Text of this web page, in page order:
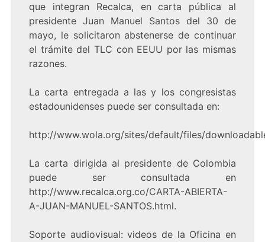
que integran Recalca, en carta pública al
presidente Juan Manuel Santos del 30 de
mayo, le solicitaron abstenerse de continuar
el trámite del TLC con EEUU por las mismas
razones.
La carta entregada a las y los congresistas
estadounidenses puede ser consultada en:
http://www.wola.org/sites/default/files/
La carta dirigida al presidente de Colombia
puede ser consultada en
http://www.recalca.org.co/CARTA-ABIERTA-
A-JUAN-MANUEL-SANTOS.html.
Soporte audiovisual: videos de la Oficina en